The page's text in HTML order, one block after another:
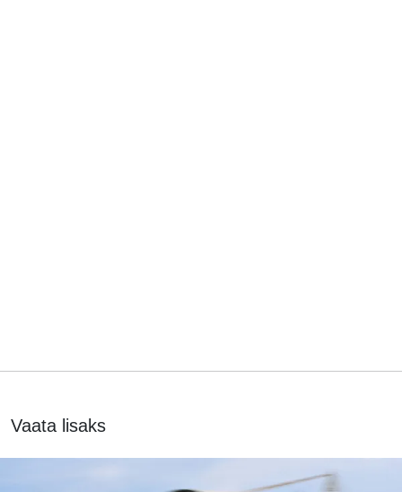
Vaata lisaks